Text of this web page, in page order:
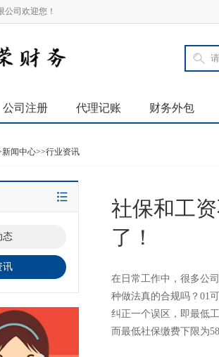
公司欢迎您！
公司注册 代理记账 财务外包
新闻中心>>行业资讯
态
讯
社保和工
了！
在日常工作中，很多公
种做法真的合规吗？01
纠正一个误区，即最低
而最低社保缴费下限为